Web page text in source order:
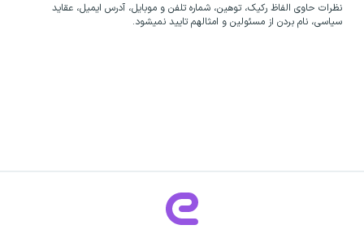
نظرات حاوی الفاظ رکیک، توهین، شماره تلفن و موبایل، آدرس ایمیل، عقاید
سیاسی، نام بردن از مسئولین و امثالهم تایید نمیشود.